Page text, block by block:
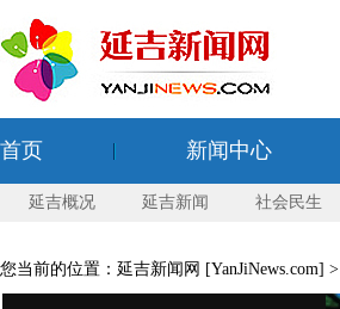
首页 新闻中心
延吉概况 延吉新闻 社会民生
您当前的位置：延吉新闻网 [YanJiNews.com] >